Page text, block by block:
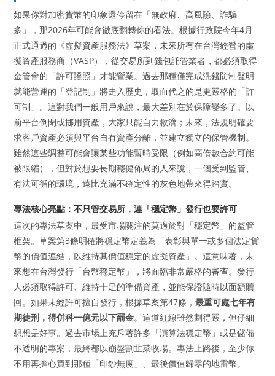
如果你對加密貨幣的印象還停留在「無政府、高風險、詐騙
多」，那2026年可能會徹底翻轉你的看法。根據行政院今年4月
正式通過的《虛擬資產服務法》草案，未來所有在台灣經營的虛
擬資產服務商（VASP），從交易所到錢包託管業者，都必須取得
金管會的「許可證照」才能營業。過去那種僅完成洗錢防制聲明
就能營運的「登記制」將走入歷史，取而代之的是更嚴格的「許
可制」。這對我們一般用戶來說，最大差別在於保障變多了。以
前平台倒閉或挪用資產，大家只能自力救濟；未來，法規明確要
求客戶資產必須與平台自有資產分離，並建立獨立的保管機制。
雖然這些調整可能會讓某些功能暫時受限（例如高倍數合約可能
被限縮），但對於想要長期穩健佈局的人來說，一個受到監管、
有法可循的環境，遠比充滿不確定性的灰色地帶來得踏實。
專法核心亮點：不只管交易所，連「穩定幣」發行也要許可
這次的專法草案中，最受市場關注的莫過於對「穩定幣」的監管
框架。草案第3條明確將穩定幣定義為「表彰與單一或多個法定貨
幣的價值連結，以維持其價值穩定的虛擬資產」。這意味著，未
來想在台灣發行「台幣穩定幣」，將面臨非常嚴格的審查。發行
人必須取得許可、維持十足的準備資產，並能保證隨時以面額贖
回。如果未經許可擅自發行，根據草案第47條，最重可處七年有
期徒刑，得併科一億元以下罰金。這道紅線雖然劃得嚴，但仔細
想想是好事。過去市場上充斥著許多「演算法穩定幣」或是儲備
不透明的專案，最終都以崩盤割韭菜收場。專法上路後，至少你
不用再擔心買到那種「印鈔無度」、最後價值歸零的地雷幣。